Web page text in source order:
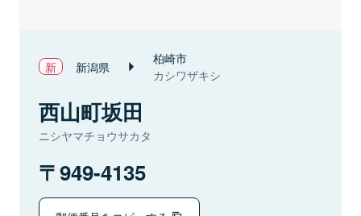
新潟県 柏崎市
カシワザキシ
西山町坂田
ニシヤマチョウサカタ
949-4135